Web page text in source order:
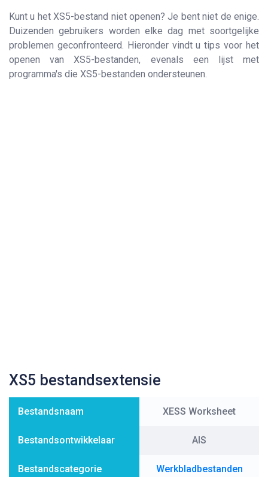
Kunt u het XS5-bestand niet openen? Je bent niet de enige.
Duizenden gebruikers worden elke dag met soortgelijke
problemen geconfronteerd. Hieronder vindt u tips voor het
openen van XS5-bestanden, evenals een lijst met
programma's die XS5-bestanden ondersteunen.
XS5 bestandsextensie
Bestandsnaam XESS Worksheet
Bestandsontwikkelaar AIS
Bestandscategorie Werkbladbestanden